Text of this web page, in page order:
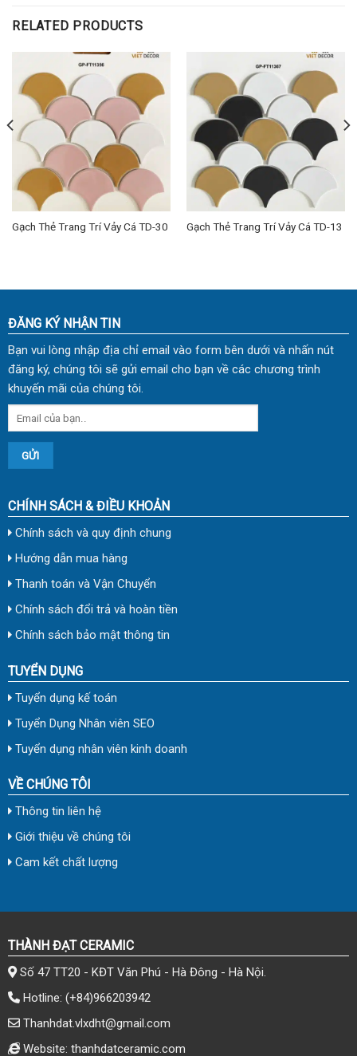
RELATED PRODUCTS
Gạch Thẻ Trang Trí Vảy Cá TD-30 Gạch Thẻ Trang Trí Vảy Cá TD-13
ĐĂNG KÝ NHẬN TIN
Bạn vui lòng nhập địa chỉ email vào form bên dưới và nhấn nút
đăng ký, chúng tôi sẽ gửi email cho bạn về các chương trình
khuyến mãi của chúng tôi.
CHÍNH SÁCH & ĐIỀU KHOẢN
Chính sách và quy định chung
Hướng dẫn mua hàng
Thanh toán và Vận Chuyển
Chính sách đổi trả và hoàn tiền
Chính sách bảo mật thông tin
TUYỂN DỤNG
Tuyển dụng kế toán
Tuyển Dụng Nhân viên SEO
Tuyển dụng nhân viên kinh doanh
VỀ CHÚNG TÔI
Thông tin liên hệ
Giới thiệu về chúng tôi
Cam kết chất lượng
THÀNH ĐẠT CERAMIC
Số 47 TT20 - KĐT Văn Phú - Hà Đông - Hà Nội.
Hotline: (+84)966203942
Thanhdat.vlxdht@gmail.com
Website: thanhdatceramic.com